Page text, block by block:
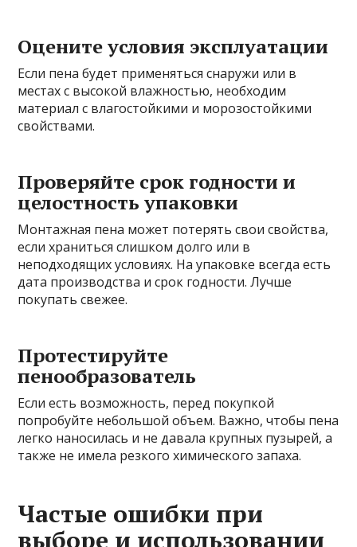
Оцените условия эксплуатации
Если пена будет применяться снаружи или в
местах с высокой влажностью, необходим
материал с влагостойкими и морозостойкими
свойствами.
Проверяйте срок годности и
целостность упаковки
Монтажная пена может потерять свои свойства,
если храниться слишком долго или в
неподходящих условиях. На упаковке всегда есть
дата производства и срок годности. Лучше
покупать свежее.
Протестируйте
пенообразователь
Если есть возможность, перед покупкой
попробуйте небольшой объем. Важно, чтобы пена
легко наносилась и не давала крупных пузырей, а
также не имела резкого химического запаха.
Частые ошибки при
выборе и использовании